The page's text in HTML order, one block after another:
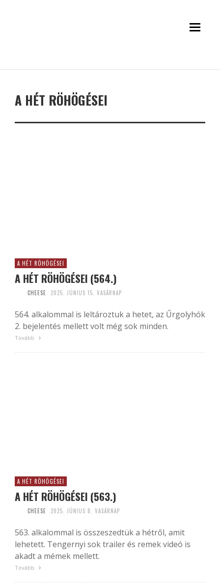
A HÉT RÖHÖGÉSEI
A HÉT RÖHÖGÉSEI
A HÉT RÖHÖGÉSEI (564.)
CHEESE 2025. JÚNIUS 15. VASÁRNAP
564. alkalommal is leltároztuk a hetet, az Űrgolyhók
2. bejelentés mellett volt még sok minden.
Tovább
A HÉT RÖHÖGÉSEI
A HÉT RÖHÖGÉSEI (563.)
CHEESE 2025. JÚNIUS 8. VASÁRNAP
563. alkalommal is összeszedtük a hétről, amit
lehetett. Tengernyi sok trailer és remek videó is
akadt a mémek mellett.
Tovább